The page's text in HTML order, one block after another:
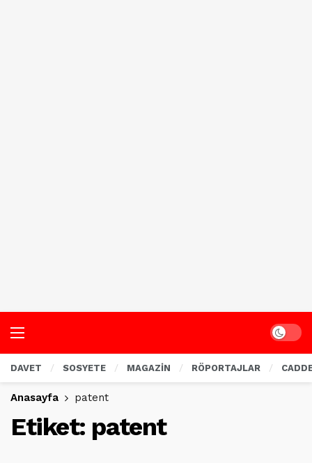
Dark
DAVET SOSYETE MAGAZİN RÖPORTAJLAR
Anasayfa patent
Etiket: patent